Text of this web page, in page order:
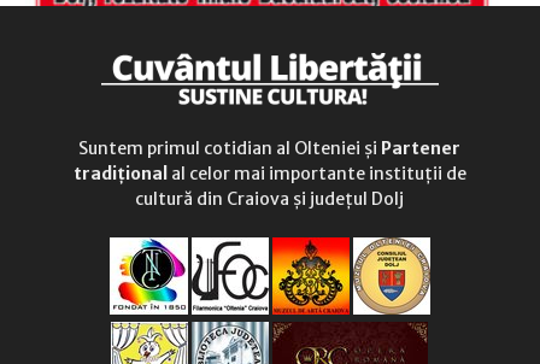
Suntem primul cotidian al Olteniei și Partener
tradițional al celor mai importante instituții de
cultură din Craiova și județul Dolj